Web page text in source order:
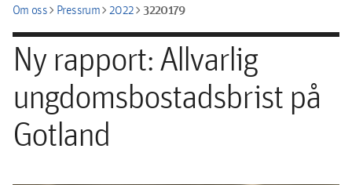
Om osschevron_rightPressrumchevron_right2022chevron_right3220179
Ny rapport: Allvarlig
ungdomsbostadsbrist på
Gotland